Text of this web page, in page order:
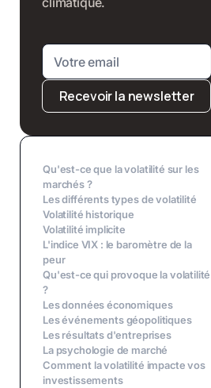
Recevoir la newsletter
Qu'est-ce que la volatilité sur les
marchés ?
Les différents types de volatilité
Volatilité historique
Volatilité implicite
L'indice VIX : le baromètre de la
peur
Qu'est-ce qui provoque la volatilité
?
Les données économiques
Les événements géopolitiques
Les résultats d'entreprises
La psychologie de marché
Comment la volatilité impacte vos
investissements